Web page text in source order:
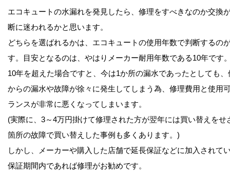
エコキュートの水漏れを発見したら、修理をすべきなのか交換
断に迷われるかと思います。
どちらを選ばれるかは、エコキュートの使用年数で判断するの
す。目安となるのは、やはりメーカー耐用年数である10年です
10年を超えた場合ですと、今は1か所の漏水であったとしても
からの漏水や故障が徐々に発生してしまう為、修理費用と使用
ランスが非常に悪くなってしまいます。
(実際に、3～4万円掛けて修理された方が翌年には買い替えをせ
箇所の故障で買い替えした事例も多くあります。)
しかし、メーカーや購入した店舗で延長保証などに加入されて
保証期間内であれば修理がお勧めです。